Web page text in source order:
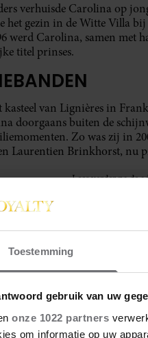
Toestemming
gebruik van uw
onze 1022 partners
om informatie op uw
verhuisde Carolina op
het gezin in de Witte Villa
Carolina, samen met
titel prinses.
van Lignières in
doorgaans buiten de
Zo was zij in
Laurentien Brinkhorst, nu
prinses Carolina.